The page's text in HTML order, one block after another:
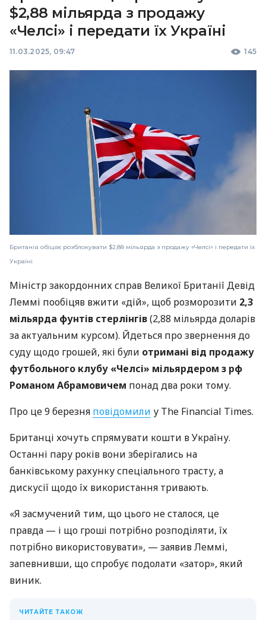
$2,88 мільярда з продажу
«Челсі» і передати їх Україні
11.03.2025, 09:47 145
Британія обіцяє розблокувати $2,88 мільярда з продажу «Челсі» і передати їх
Україні
Міністр закордонних справ Великої Британії Девід
Леммі пообіцяв вжити «дій», щоб розморозити 2,3
мільярда фунтів стерлінгів(2,88 мільярда доларів
за актуальним курсом). Йдеться про звернення до
суду щодо грошей, які були отримані від продажу
футбольного клубу «Челсі» мільярдером з рф
Романом Абрамовичем понад два роки тому.
Про це 9 березня повідомили у The Financial Times.
Британці хочуть спрямувати кошти в Україну.
Останні пару років вони зберігались на
банківському рахунку спеціального трасту, а
дискусії щодо їх використання тривають.
«Я засмучений тим, що цього не сталося, це
правда — і що гроші потрібно розподіляти, їх
потрібно використовувати», — заявив Леммі,
запевнивши, що спробує подолати «затор», який
виник.
ЧИТАЙТЕ ТАКОЖ